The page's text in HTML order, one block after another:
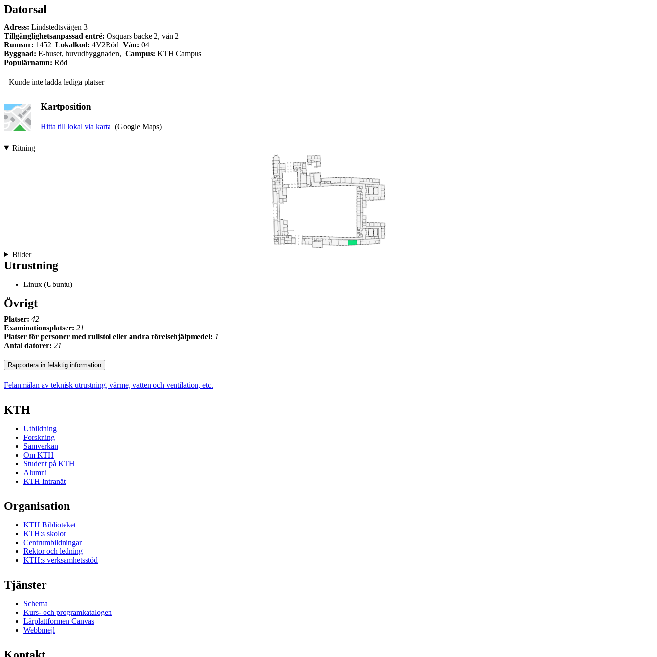
Datorsal
Adress: Lindstedtsvägen 3
Tillgänglighetsanpassad entré: Osquars backe 2, vån 2
Rumsnr: 1452 Lokalkod: 4V2Röd Vån: 04
Byggnad: E-huset, huvudbyggnaden, Campus: KTH Campus
Populärnamn: Röd
Kunde inte ladda lediga platser
Kartposition
Hitta till lokal via karta (Google Maps)
Ritning
Bilder
Utrustning
Linux (Ubuntu)
Övrigt
Platser: 42
Examinationsplatser: 21
Platser för personer med rullstol eller andra rörelsehjälpmedel: 1
Antal datorer: 21
Rapportera in felaktig information
Felanmälan av teknisk utrustning, värme, vatten och ventilation, etc.
KTH
Utbildning
Forskning
Samverkan
Om KTH
Student på KTH
Alumni
KTH Intranät
Organisation
KTH Biblioteket
KTH:s skolor
Centrumbildningar
Rektor och ledning
KTH:s verksamhetsstöd
Tjänster
Schema
Kurs- och programkatalogen
Lärplattformen Canvas
Webbmejl
Kontakt